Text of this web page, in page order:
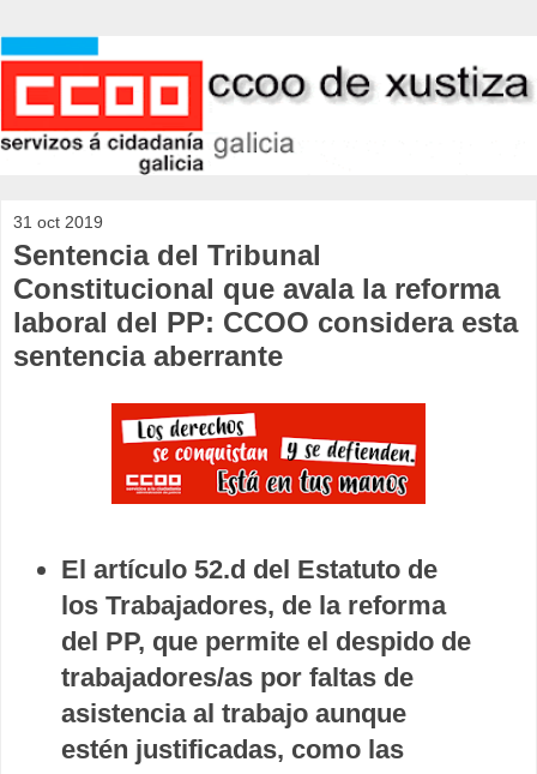
31 oct 2019
Sentencia del Tribunal
Constitucional que avala la reforma
laboral del PP: CCOO considera esta
sentencia aberrante
El artículo 52.d del Estatuto de
los Trabajadores, de la reforma
del PP, que permite el despido de
trabajadores/as por faltas de
asistencia al trabajo aunque
estén justificadas, como las